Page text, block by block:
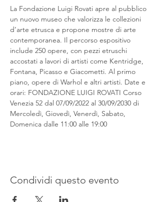
La Fondazione Luigi Rovati apre al pubblico
un nuovo museo che valorizza le collezioni
d’arte etrusca e propone mostre di arte
contemporanea. Il percorso espositivo
include 250 opere, con pezzi etruschi
accostati a lavori di artisti come Kentridge,
Fontana, Picasso e Giacometti. Al primo
piano, opere di Warhol e altri artisti. Date e
orari: FONDAZIONE LUIGI ROVATI Corso
Venezia 52 dal 07/09/2022 al 30/09/2030 di
Mercoledì, Giovedì, Venerdì, Sabato,
Domenica dalle 11:00 alle 19:00
Condividi questo evento